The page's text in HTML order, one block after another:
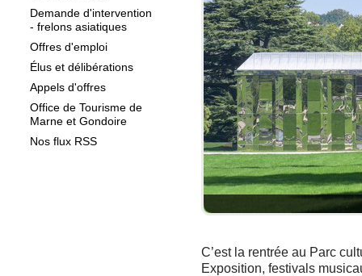
Demande d'intervention
- frelons asiatiques
Offres d'emploi
Élus et délibérations
Appels d'offres
Office de Tourisme de
Marne et Gondoire
Nos flux RSS
C’est la rentrée au Parc
Exposition, festivals